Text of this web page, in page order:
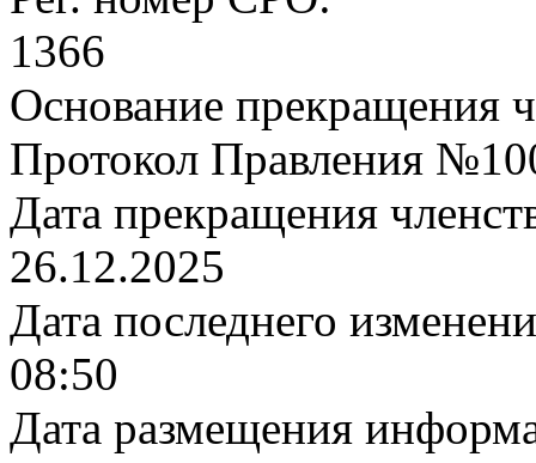
1366
Основание прекращения
Протокол Правления
Дата прекращения
26.12.2025
Дата последнего
08:50
Дата размещения